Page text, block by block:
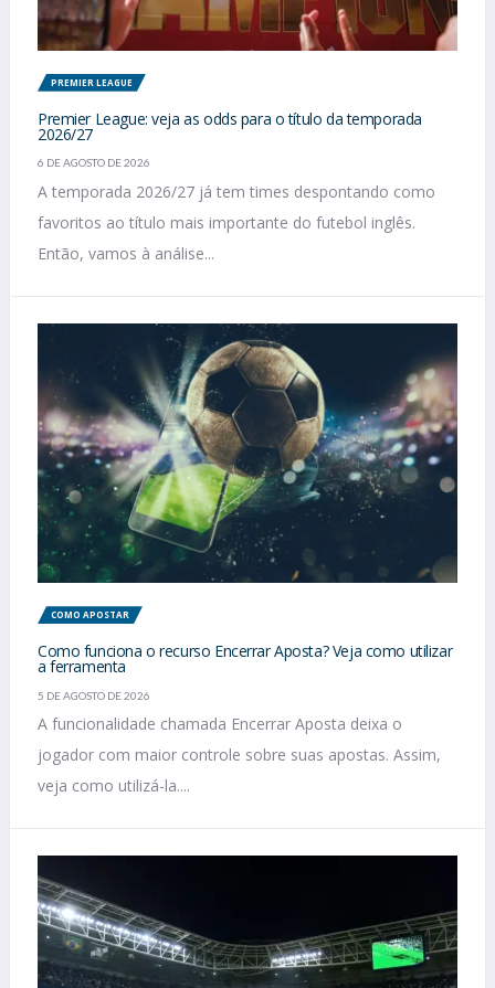
PREMIER LEAGUE
Premier League: veja as odds para o título da temporada
2026/27
6 DE AGOSTO DE 2026
A temporada 2026/27 já tem times despontando como
favoritos ao título mais importante do futebol inglês.
Então, vamos à análise...
COMO APOSTAR
Como funciona o recurso Encerrar Aposta? Veja como utilizar
a ferramenta
5 DE AGOSTO DE 2026
A funcionalidade chamada Encerrar Aposta deixa o
jogador com maior controle sobre suas apostas. Assim,
veja como utilizá-la....